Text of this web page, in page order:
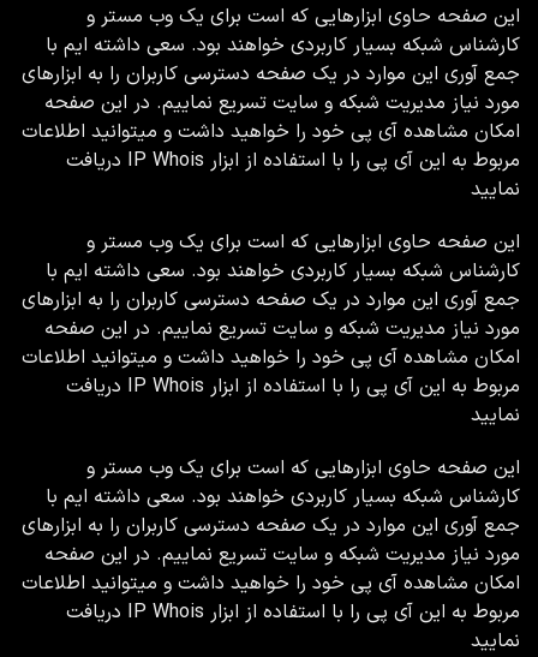
این صفحه حاوی ابزارهایی که است برای یک وب مستر و
کارشناس شبکه بسیار کاربردی خواهند بود. سعی داشته ایم با
جمع آوری این موارد در یک صفحه دسترسی کاربران را به ابزارهای
مورد نیاز مدیریت شبکه و سایت تسریع نماییم. در این صفحه
امکان مشاهده آی پی خود را خواهید داشت و میتوانید اطلاعات
مربوط به این آی پی را با استفاده از ابزار IP Whois دریافت
نمایید
این صفحه حاوی ابزارهایی که است برای یک وب مستر و
کارشناس شبکه بسیار کاربردی خواهند بود. سعی داشته ایم با
جمع آوری این موارد در یک صفحه دسترسی کاربران را به ابزارهای
مورد نیاز مدیریت شبکه و سایت تسریع نماییم. در این صفحه
امکان مشاهده آی پی خود را خواهید داشت و میتوانید اطلاعات
مربوط به این آی پی را با استفاده از ابزار IP Whois دریافت
نمایید
این صفحه حاوی ابزارهایی که است برای یک وب مستر و
کارشناس شبکه بسیار کاربردی خواهند بود. سعی داشته ایم با
جمع آوری این موارد در یک صفحه دسترسی کاربران را به ابزارهای
مورد نیاز مدیریت شبکه و سایت تسریع نماییم. در این صفحه
امکان مشاهده آی پی خود را خواهید داشت و میتوانید اطلاعات
مربوط به این آی پی را با استفاده از ابزار IP Whois دریافت
نمایید